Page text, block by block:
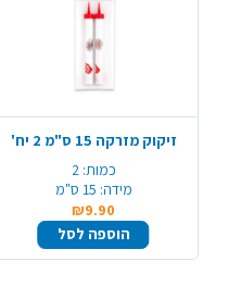
זיקוק מזרקה 15 ס"מ 2 יח'
כמות: 2
מידה: 15 ס"מ
₪9.90
הוספה לסל